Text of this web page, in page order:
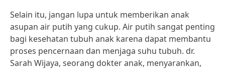
Selain itu, jangan lupa untuk memberikan anak
asupan air putih yang cukup. Air putih sangat penting
bagi kesehatan tubuh anak karena dapat membantu
proses pencernaan dan menjaga suhu tubuh. dr.
Sarah Wijaya, seorang dokter anak, menyarankan,